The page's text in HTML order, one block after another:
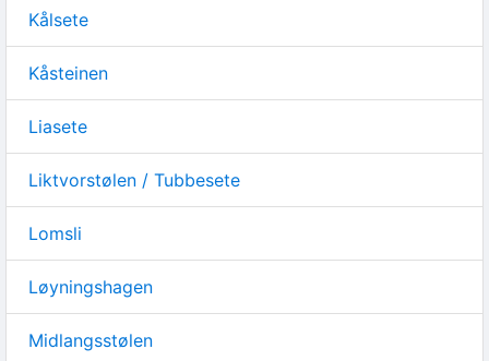
Kålsete
Kåsteinen
Liasete
Liktvorstølen / Tubbesete
Lomsli
Løyningshagen
Midlangsstølen